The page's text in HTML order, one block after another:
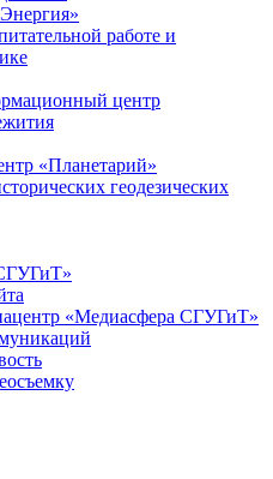
работе и
центр
«Планетарий»
геодезических
«Медиасфера СГУГиТ»